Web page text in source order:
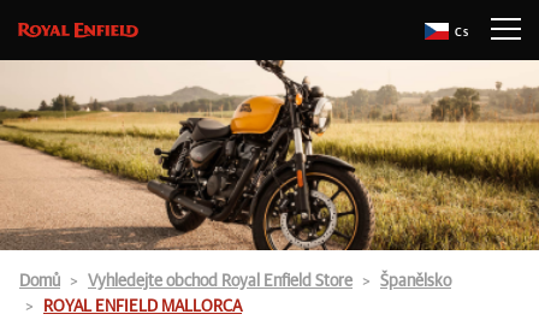
Cs
Domů Vyhledejte obchod Royal Enfield Store
Španělsko
ROYAL ENFIELD MALLORCA